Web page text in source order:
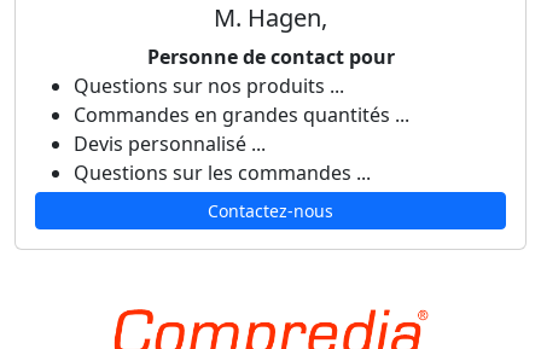
M. Hagen,
Personne de contact pour
Questions sur nos produits ...
Commandes en grandes quantités ...
Devis personnalisé ...
Questions sur les commandes ...
Contactez-nous